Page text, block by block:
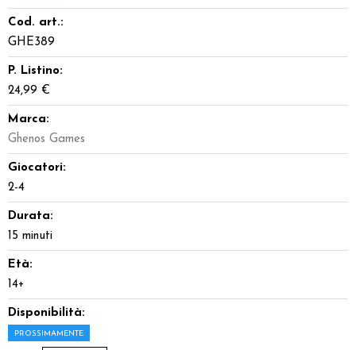
Cod. art.:
GHE389
P. Listino:
24,99 €
Marca:
Ghenos Games
Giocatori:
2-4
Durata:
15 minuti
Età:
14+
Disponibilità:
PROSSIMAMENTE